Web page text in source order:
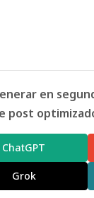
en
post
ChatGPT
Grok